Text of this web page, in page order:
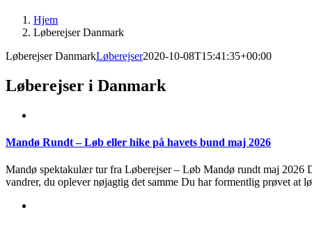
Hjem
Løberejser Danmark
Løberejser DanmarkLøberejser2020-10-08T15:41:35+00:00
Løberejser i Danmark
Mandø Rundt – Løb eller hike på havets bund maj 2026
Mandø spektakulær tur fra Løberejser – Løb Mandø rundt maj 2026
vandrer, du oplever nøjagtig det samme Du har formentlig prøvet at